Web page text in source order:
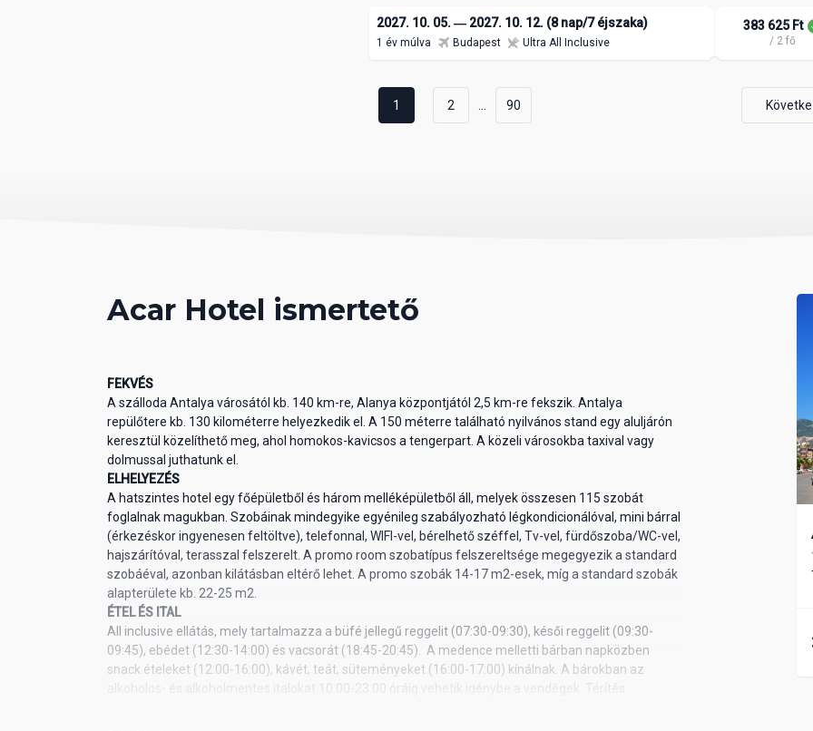
2027. 10. 05. ― 2027. 10. 12. (8 nap/7 éjszaka)
1 év múlva Budapest Ultra All Inclusive
383 625 Ft
/ 2 fő
1 2 90
Acar Hotel ismertető
FEKVÉS
A szálloda Antalya városától kb. 140 km-re, Alanya központjától 2,5 km-re fekszik. Antalya
repülőtere kb. 130 kilométerre helyezkedik el. A 150 méterre található nyilvános stand egy aluljárón
keresztül közelíthető meg, ahol homokos-kavicsos a tengerpart. A közeli városokba taxival vagy
dolmussal juthatunk el.
ELHELYEZÉS
A hatszintes hotel egy főépületből és három melléképületből áll, melyek összesen 115 szobát
foglalnak magukban. Szobáinak mindegyike egyénileg szabályozható légkondicionálóval, mini bárral
(érkezéskor ingyenesen feltöltve), telefonnal, WIFI-vel, bérelhető széffel, Tv-vel, fürdőszoba/WC-vel,
hajszárítóval, terasszal felszerelt. A promo room szobatípus felszereltsége megegyezik a standard
szobáéval, azonban kilátásban eltérő lehet. A promo szobák 14-17 m2-esek, míg a standard szobák
alapterülete kb. 22-25 m2.
ÉTEL ÉS ITAL
All inclusive ellátás, mely tartalmazza a büfé jellegű reggelit (07:30-09:30), késői reggelit (09:30-
09:45), ebédet (12:30-14:00) és vacsorát (18:45-20:45). A medence melletti bárban napközben
snack ételeket (12:00-16:00), kávét, teát, süteményeket (16:00-17:00) kínálnak. A bárokban az
alkoholos- és alkoholmentes italokat 10:00-23:00 óráig vehetik igénybe a vendégek. Térítés